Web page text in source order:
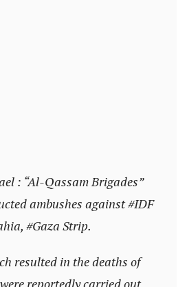
: “Al-Qassam Brigades”
ambushes against#IDF
#Gaza Strip.
resulted in the deaths of
reportedly carried out